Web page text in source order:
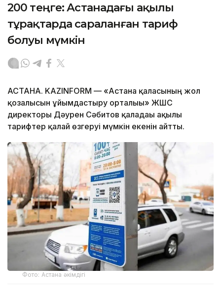
200 теңге: Астанадағы ақылы
тұрақтарда сараланған тариф
болуы мүмкін
АСТАНА. KAZINFORM — «Астана қаласының жол
қозғалысын ұйымдастыру орталығы» ЖШС
директоры Дәурен Сәбитов қаладағы ақылы
тарифтер қалай өзгеруі мүмкін екенін айтты.
Фото: Астана әкімдігі